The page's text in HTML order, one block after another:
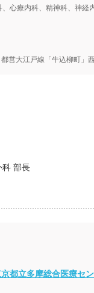
科 部長
都立多摩総合医療セ